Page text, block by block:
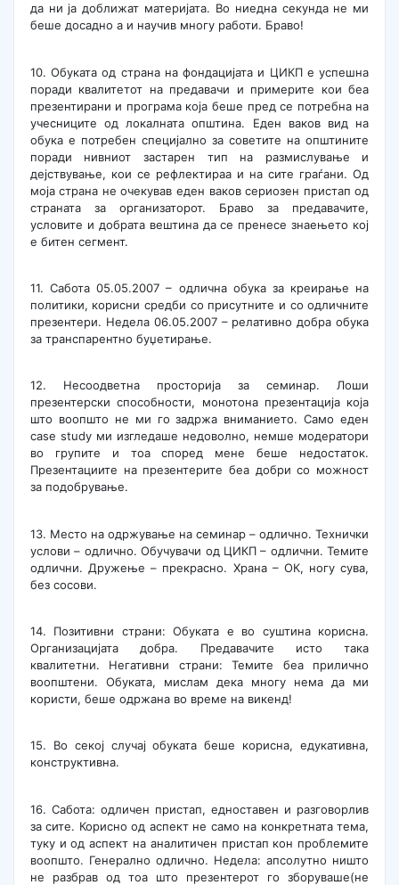
да ни ја доближат материјата. Во ниедна секунда не ми
беше досадно а и научив многу работи. Браво!
10. Обуката од страна на фондацијата и ЦИКП е успешна
поради квалитетот на предавачи и примерите кои беа
презентирани и програма која беше пред се потребна на
учесниците од локалната општина. Еден ваков вид на
обука е потребен специјално за советите на општините
поради нивниот застарен тип на размислување и
дејствување, кои се рефлектираа и на сите граѓани. Од
моја страна не очекував еден ваков сериозен пристап од
страната за организаторот. Браво за предавачите,
условите и добрата вештина да се пренесе знаењето кој
е битен сегмент.
11. Сабота 05.05.2007 – одлична обука за креирање на
политики, корисни средби со присутните и со одличните
презентери. Недела 06.05.2007 – релативно добра обука
за транспарентно буџетирање.
12. Несоодветна просторија за семинар. Лоши
презентерски способности, монотона презентација која
што воопшто не ми го задржа вниманието. Само еден
case study ми изгледаше недоволно, немше модератори
во групите и тоа според мене беше недостаток.
Презентациите на презентерите беа добри со можност
за подобрување.
13. Место на одржување на семинар – одлично. Технички
услови – одлично. Обучувачи од ЦИКП – одлични. Темите
одлични. Дружење – прекрасно. Храна – ОК, ногу сува,
без сосови.
14. Позитивни страни: Обуката е во суштина корисна.
Организацијата добра. Предавачите исто така
квалитетни. Негативни страни: Темите беа прилично
воопштени. Обуката, мислам дека многу нема да ми
користи, беше одржана во време на викенд!
15. Во секој случај обуката беше корисна, едукативна,
конструктивна.
16. Сабота: одличен пристап, едноставен и разговорлив
за сите. Корисно од аспект не само на конкретната тема,
туку и од аспект на аналитичен пристап кон проблемите
воопшто. Генерално одлично. Недела: апсолутно ништо
не разбрав од тоа што презентерот го зборуваше(не